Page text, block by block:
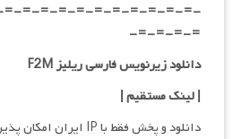
=-=-=-=-=-=-=-=-=-=-
=-=-=-=-
دانلود زیرنویس فارسی ریلیز F2M
| لینک مستقیم|
دانلود و پخش فقط با IP ایران امکان پذیر هست